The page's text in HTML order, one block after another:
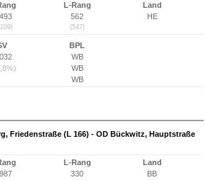
L-Rang
562
(547)
Land
HE
BPL
WB
WB
WB
Friedenstraße (L 166) - OD Bückwitz, Hauptstraße
L-Rang
330
Land
BB